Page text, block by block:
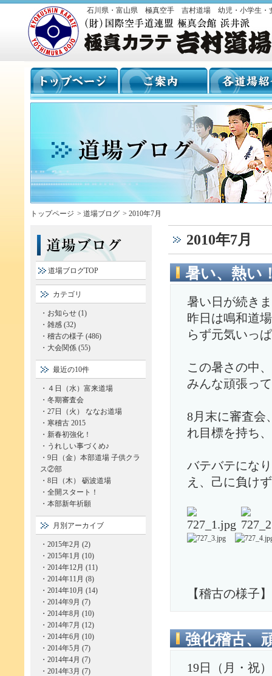
石川県・富山県 極真空手 吉村道場 幼児・小学生・
トップページ > 道場ブログ > 2010年7月
2010年7月
暑い、熱い
暑い日が続き
昨日は鳴和道
らず元気いっ
この暑さの中
みんな頑張っ
8月末に審査会
れ目標を持ち
バテバテにな
え、己に負け
【稽古の様子】
強化稽古、
19日（月・祝
道場ブログTOP
カテゴリ
・ お知らせ (1)
・ 雑感 (32)
・ 稽古の様子 (486)
・ 大会関係 (55)
最近の10件
・ ４日（水）富来道場
・ 冬期審査会
・ 27日（火） ななお道場
・ 寒稽古 2015
・ 新春初強化！
・ うれしい事づくめ♪
・ 9日（金）本部道場 子供クラ
ス②部
・ 8日（木） 砺波道場
・ 全開スタート！
・ 本部新年祈願
月別アーカイブ
・ 2015年2月 (2)
・ 2015年1月 (10)
・ 2014年12月 (11)
・ 2014年11月 (8)
・ 2014年10月 (14)
・ 2014年9月 (7)
・ 2014年8月 (10)
・ 2014年7月 (12)
・ 2014年6月 (10)
・ 2014年5月 (7)
・ 2014年4月 (7)
・ 2014年3月 (7)